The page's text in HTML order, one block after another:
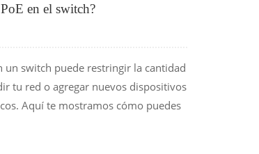
Português
بالعربية
en el switch?
un switch puede restringir la cantidad
tu red o agregar nuevos dispositivos
Aquí te mostramos cómo puedes